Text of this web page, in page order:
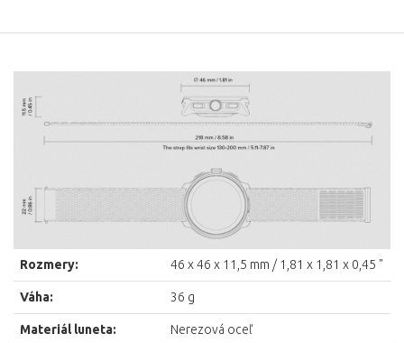
Rozmery: 46 x 46 x 11,5 mm / 1,81 x 1,81 x 0,45 "
Váha: 36 g
Materiál luneta: Nerezová oceľ